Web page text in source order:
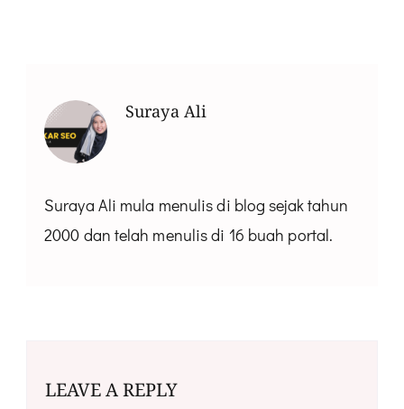
Suraya Ali
Suraya Ali mula menulis di blog sejak tahun
2000 dan telah menulis di 16 buah portal.
LEAVE A REPLY